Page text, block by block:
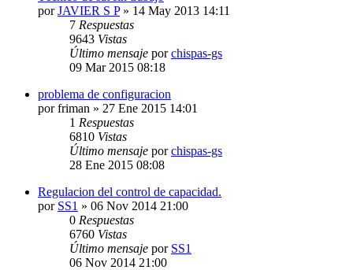
porJAVIER S P» 14 May 2013 14:11
7 Respuestas
9643 Vistas
Último mensaje porchispas-gs
09 Mar 2015 08:18
problema de configuracion
porfriman » 27 Ene 2015 14:01
1 Respuestas
6810 Vistas
Último mensaje porchispas-gs
28 Ene 2015 08:08
Regulacion del control de capacidad.
por SS1 » 06 Nov 2014 21:00
0 Respuestas
6760 Vistas
Último mensaje por SS1
06 Nov 2014 21:00